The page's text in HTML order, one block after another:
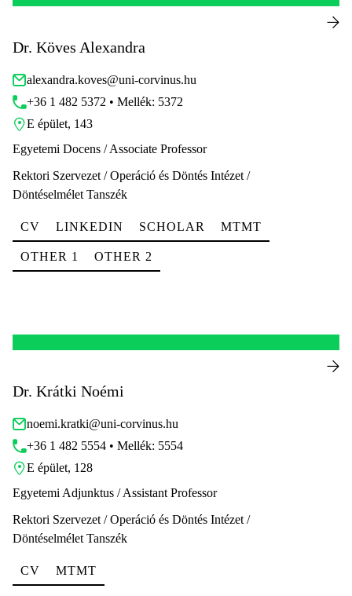
Dr. Köves Alexandra
alexandra.koves@uni-corvinus.hu
+36 1 482 5372 • Mellék: 5372
E épület, 143
Egyetemi Docens / Associate Professor
Rektori Szervezet / Operáció és Döntés Intézet /
Döntéselmélet Tanszék
CV LINKEDIN SCHOLAR MTMT
OTHER 1 OTHER 2
Dr. Krátki Noémi
noemi.kratki@uni-corvinus.hu
+36 1 482 5554 • Mellék: 5554
E épület, 128
Egyetemi Adjunktus / Assistant Professor
Rektori Szervezet / Operáció és Döntés Intézet /
Döntéselmélet Tanszék
CV MTMT